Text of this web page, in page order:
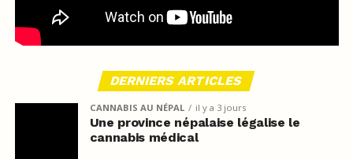
DERNIERS ARTICLES
CANNABIS AU NÉPAL il y a 3 jours
Une province népalaise légalise le
cannabis médical